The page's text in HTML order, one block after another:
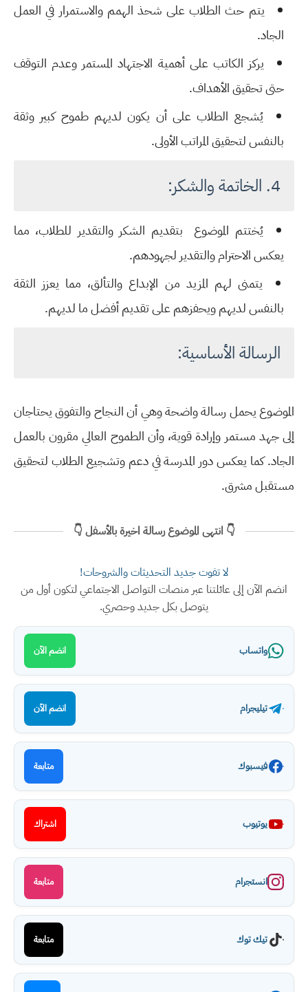
يتم حث الطلاب على شحذ الهمم والاستمرار في العمل
الجاد.
يركز الكاتب على أهمية الاجتهاد المستمر وعدم التوقف
حتى تحقيق الأهداف.
يُشجع الطلاب على أن يكون لديهمطموح كبير وثقة
بالنفسلتحقيق المراتب الأولى.
4. الخاتمة والشكر:
يُختتم الموضوع بتقديم الشكر والتقدير للطلاب، مما
يعكسالاحترام والتقدير لجهودهم.
يتمنى لهم المزيد من الإبداع والتألق، مما يعزز الثقة
بالنفس لديهم ويحفزهم على تقديم أفضل ما لديهم.
الرسالة الأساسية:
الموضوع يحمل رسالة واضحة وهي أنالنجاح والتفوق يحتاجان
إلى جهد مستمر وإرادة قوية، وأن الطموح العالي مقرون بالعمل
الجاد. كما يعكسدور المدرسة في دعم وتشجيع الطلاب لتحقيق
مستقبل مشرق.
👇 انتهى الموضوع رسالة اخيرة بالأسفل 👇
لا تفوت جديد التحديثات والشروحات!
انضم الآن إلى عائلتنا عبر منصات التواصل الاجتماعي لتكون أول من
يتوصل بكل جديد وحصري.
واتساب انضم الآن
تيليجرام انضم الآن
فيسبوك متابعة
يوتيوب اشتراك
انستجرام متابعة
تيك توك متابعة